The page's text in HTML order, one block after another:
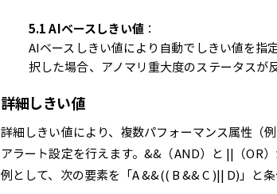
5.1 AIベースしきい値 ：
AIベースしきい値により自動でしきい値を指
択した場合、アノマリ重大度のステータスが
詳細しきい値
詳細しきい値により、複数パフォーマンス属性（
アラート設定を行えます。&&（AND）と ||（OR
例として、次の要素を「A &&(( B && C )|| D)」と条